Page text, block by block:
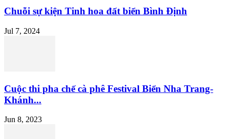
Chuỗi sự kiện Tinh hoa đất biển Bình Định
Jul 7, 2024
Cuộc thi pha chế cà phê Festival Biển Nha Trang-
Khánh...
Jun 8, 2023